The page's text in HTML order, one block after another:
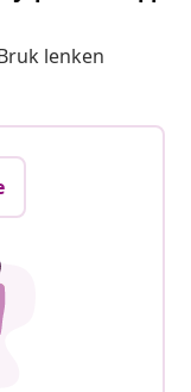
lenken